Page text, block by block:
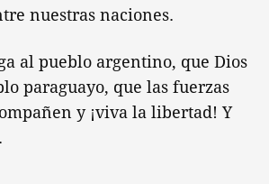
nuestras naciones.
al pueblo argentino, que Dios
paraguayo, que las fuerzas
y ¡viva la libertad! Y